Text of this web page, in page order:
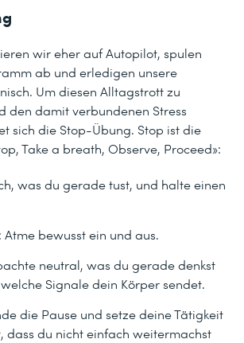
wir eher auf Autopilot, spulen
ab und erledigen unsere
Um diesen Alltagstrott zu
den damit verbundenen Stress
sich die Stop-Übung. Stop ist die
Take a breath, Observe, Proceed»:
was du gerade tust, und halte einen
: Atme bewusst ein und aus.
neutral, was du gerade denkst
Signale dein Körper sendet.
die Pause und setze deine Tätigkeit
dass du nicht einfach weitermachst